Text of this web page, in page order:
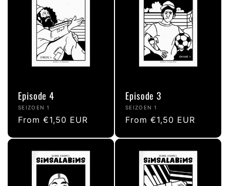
Episode 4
Vendor:
SEIZOEN 1
Regular
From €1,50 EUR
Episode 3
Vendor:
SEIZOEN 1
Regular
From €1,50 EUR